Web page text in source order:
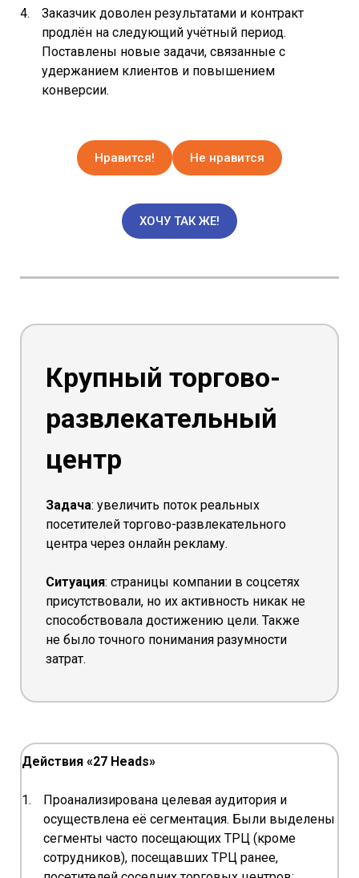
Заказчик доволен результатами и контракт
продлён на следующий учётный период.
Поставлены новые задачи, связанные с
удержанием клиентов и повышением
конверсии.
Нравится! Не нравится
ХОЧУ ТАК ЖЕ!
Крупный торгово-
развлекательный
центр
Задача: увеличить поток реальных
посетителей торгово-развлекательного
центра через онлайн рекламу.
Ситуация: страницы компании в соцсетях
присутствовали, но их активность никак не
способствовала достижению цели. Также
не было точного понимания разумности
затрат.
Действия «27 Heads»
Проанализирована целевая аудитория и
осуществлена её сегментация. Были выделены
сегменты часто посещающих ТРЦ (кроме
сотрудников), посещавших ТРЦ ранее,